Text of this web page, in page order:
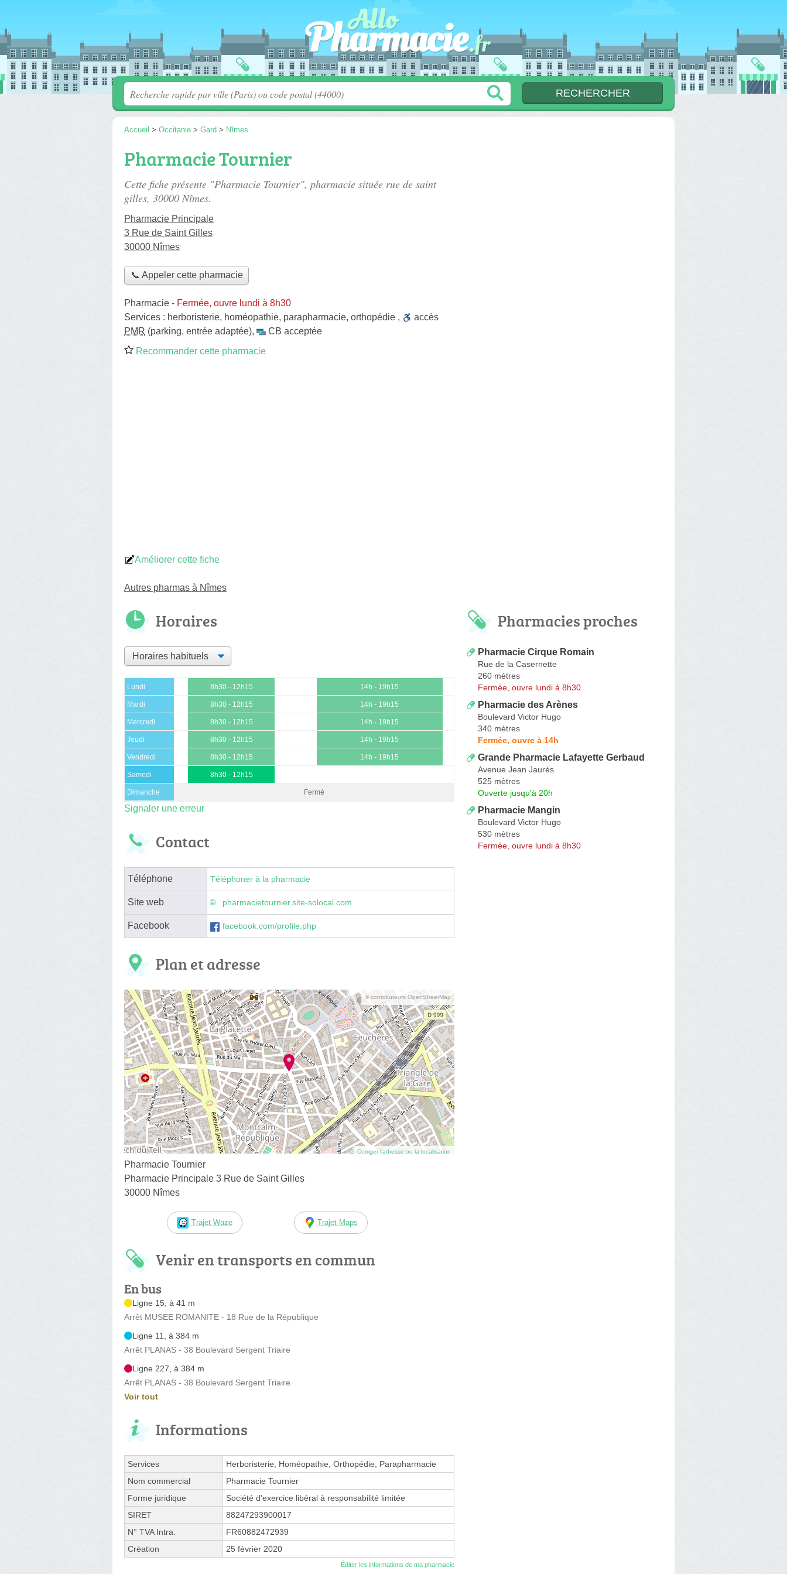
Accueil > Occitanie > Gard > Nîmes
Pharmacie Tournier
Cette fiche présente "Pharmacie Tournier", pharmacie située rue de saint
gilles, 30000 Nîmes.
Pharmacie Principale
3 Rue de Saint Gilles
30000 Nîmes
📞 Appeler cette pharmacie
Pharmacie - Fermée, ouvre lundi à 8h30
Services : herboristerie, homéopathie, parapharmacie, orthopédie ,
accès
PMR (parking, entrée adaptée),
CB acceptée
Recommander cette pharmacie
Améliorer cette fiche
Autres pharmas à Nîmes
Horaires
Lundi 8h30 - 12h15 14h - 19h15
Mardi 8h30 - 12h15 14h - 19h15
Mercredi 8h30 - 12h15 14h - 19h15
Jeudi 8h30 - 12h15 14h - 19h15
Vendredi 8h30 - 12h15 14h - 19h15
Samedi 8h30 - 12h15
Dimanche Fermé
Signaler une erreur
Contact
Téléphone Téléphoner à la pharmacie
Site web pharmacietournier.site-solocal.com
Facebook facebook.com/profile.php
Plan et adresse
© contributeurs OpenStreetMap
Corriger l’adresse ou la localisation
Pharmacie Tournier
Pharmacie Principale 3 Rue de Saint Gilles
30000 Nîmes
Trajet Waze Trajet Maps
Venir en transports en commun
En bus
Ligne 15, à 41 m
Arrêt MUSEE ROMANITE - 18 Rue de la République
Ligne 11, à 384 m
Arrêt PLANAS - 38 Boulevard Sergent Triaire
Ligne 227, à 384 m
Arrêt PLANAS - 38 Boulevard Sergent Triaire
Voir tout
Informations
Services
Herboristerie, Homéopathie, Orthopédie, Parapharmacie
Nom commercial
Pharmacie Tournier
Forme juridique
Société d'exercice libéral à responsabilité limitée
SIRET
88247293900017
N° TVA Intra.
FR60882472939
Création
25 février 2020
Éditer les informations de ma pharmacie
Pharmacies proches
Pharmacie Cirque Romain
Rue de la Casernette
260 mètres
Fermée, ouvre lundi à 8h30
Pharmacie des Arènes
Boulevard Victor Hugo
340 mètres
Fermée, ouvre à 14h
Grande Pharmacie Lafayette Gerbaud
Avenue Jean Jaurès
525 mètres
Ouverte jusqu'à 20h
Pharmacie Mangin
Boulevard Victor Hugo
530 mètres
Fermée, ouvre lundi à 8h30